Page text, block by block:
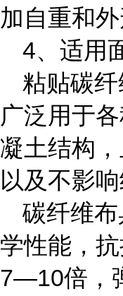
加自重和外
4、适用
粘贴碳纤
广泛用于
凝土结构
以及不影响
碳纤维
学性能，
7—10倍，